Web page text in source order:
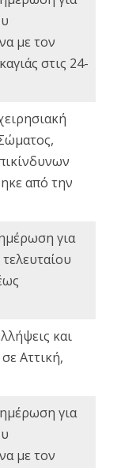
με τον
στις 24-
από την
για
και
Αττική,
για
με τον